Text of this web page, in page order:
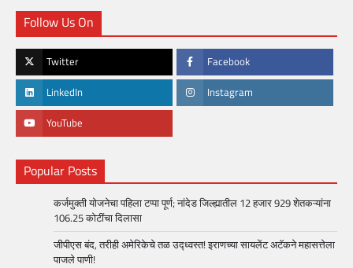
Follow Us On
Twitter Facebook
LinkedIn Instagram
YouTube
Popular Posts
कर्जमुक्ती योजनेचा पहिला टप्पा पूर्ण; नांदेड जिल्ह्यातील 12 हजार 929 शेतकऱ्यांना
106.25 कोटींचा दिलासा
जीपीएस बंद, तरीही अमेरिकेचे तळ उद्ध्वस्त! इराणच्या सायलेंट अटॅकने महासत्तेला
पाजले पाणी!